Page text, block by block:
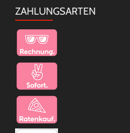
ZAHLUNGSARTEN